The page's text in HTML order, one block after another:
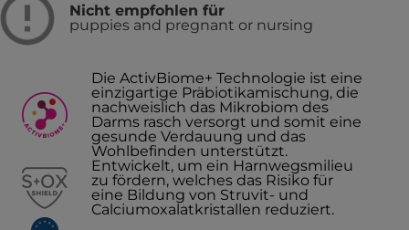
Nicht empfohlen für
puppies and pregnant or nursing
Die ActivBiome+ Technologie ist eine
einzigartige Präbiotikamischung, die
nachweislich das Mikrobiom des
Darms rasch versorgt und somit eine
gesunde Verdauung und das
Wohlbefinden unterstützt.
Entwickelt, um ein Harnwegsmilieu
zu fördern, welches das Risiko für
eine Bildung von Struvit- und
Calciumoxalatkristallen reduziert.